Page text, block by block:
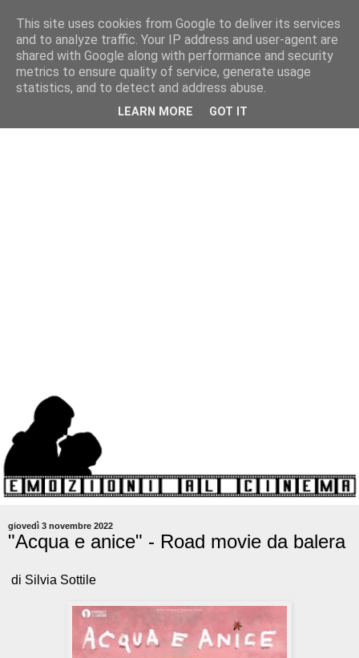
giovedì 3 novembre 2022
"Acqua e anice" - Road movie da balera
di Silvia Sottile
This site uses cookies from Google to deliver its services
and to analyze traffic. Your IP address and user-agent are
shared with Google along with performance and security
metrics to ensure quality of service, generate usage
statistics, and to detect and address abuse.
LEARN MORE GOT IT